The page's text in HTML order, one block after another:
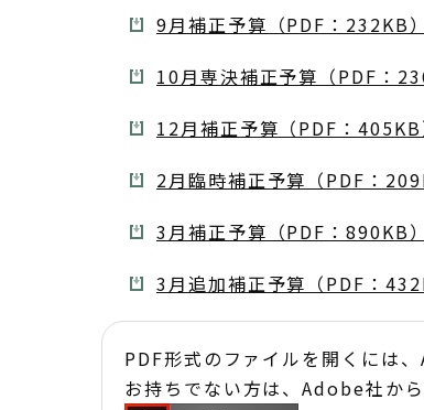
9月補正予算（PDF：232KB）
10月専決補正予算（PDF：
12月補正予算（PDF：405KB
2月臨時補正予算（PDF：
3月補正予算（PDF：890KB）
3月追加補正予算（PDF：
PDF形式のファイルを開くに
お持ちでない方は、Adobe社か